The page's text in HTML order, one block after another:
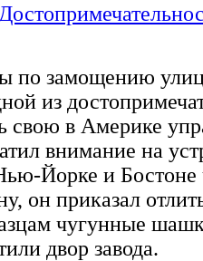
по замощению
из
свою в Америке
внимание на
Йорке и Бостоне
он приказал
чугунные
двор завода.